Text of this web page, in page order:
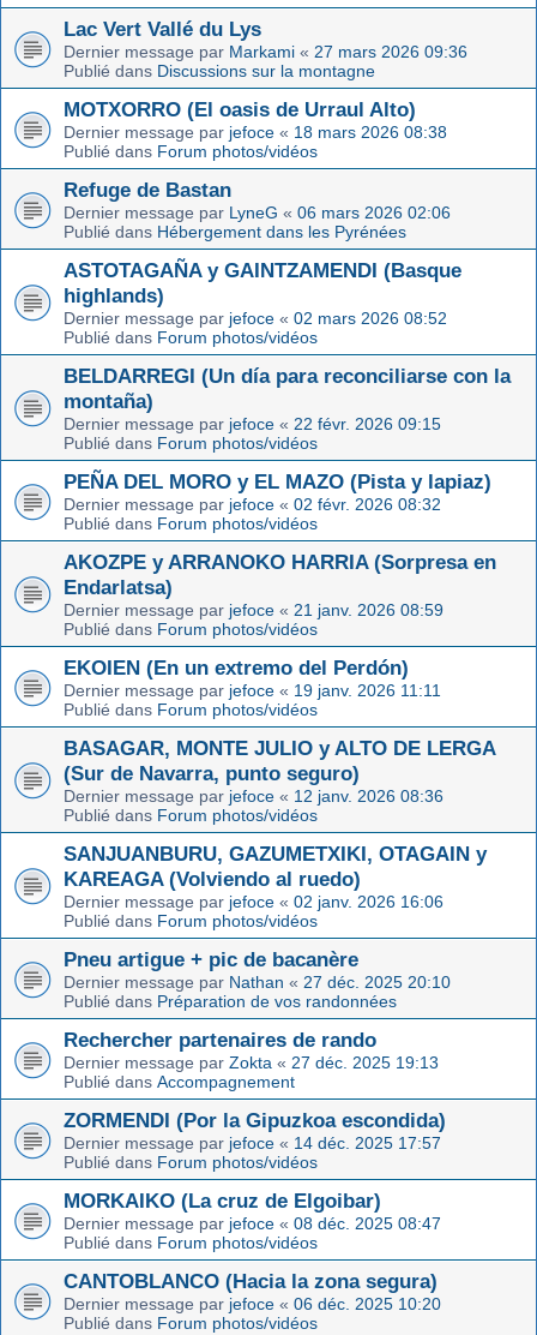
Lac Vert Vallé du Lys
Dernier message par Markami « 27 mars 2026 09:36
Publié dans Discussions sur la montagne
MOTXORRO (El oasis de Urraul Alto)
Dernier message par jefoce « 18 mars 2026 08:38
Publié dans Forum photos/vidéos
Refuge de Bastan
Dernier message par LyneG « 06 mars 2026 02:06
Publié dans Hébergement dans les Pyrénées
ASTOTAGAÑA y GAINTZAMENDI (Basque
highlands)
Dernier message par jefoce « 02 mars 2026 08:52
Publié dans Forum photos/vidéos
BELDARREGI (Un día para reconciliarse con la
montaña)
Dernier message par jefoce « 22 févr. 2026 09:15
Publié dans Forum photos/vidéos
PEÑA DEL MORO y EL MAZO (Pista y lapiaz)
Dernier message par jefoce « 02 févr. 2026 08:32
Publié dans Forum photos/vidéos
AKOZPE y ARRANOKO HARRIA (Sorpresa en
Endarlatsa)
Dernier message par jefoce « 21 janv. 2026 08:59
Publié dans Forum photos/vidéos
EKOIEN (En un extremo del Perdón)
Dernier message par jefoce « 19 janv. 2026 11:11
Publié dans Forum photos/vidéos
BASAGAR, MONTE JULIO y ALTO DE LERGA
(Sur de Navarra, punto seguro)
Dernier message par jefoce « 12 janv. 2026 08:36
Publié dans Forum photos/vidéos
SANJUANBURU, GAZUMETXIKI, OTAGAIN y
KAREAGA (Volviendo al ruedo)
Dernier message par jefoce « 02 janv. 2026 16:06
Publié dans Forum photos/vidéos
Pneu artigue + pic de bacanère
Dernier message par Nathan « 27 déc. 2025 20:10
Publié dans Préparation de vos randonnées
Rechercher partenaires de rando
Dernier message par Zokta « 27 déc. 2025 19:13
Publié dans Accompagnement
ZORMENDI (Por la Gipuzkoa escondida)
Dernier message par jefoce « 14 déc. 2025 17:57
Publié dans Forum photos/vidéos
MORKAIKO (La cruz de Elgoibar)
Dernier message par jefoce « 08 déc. 2025 08:47
Publié dans Forum photos/vidéos
CANTOBLANCO (Hacia la zona segura)
Dernier message par jefoce « 06 déc. 2025 10:20
Publié dans Forum photos/vidéos